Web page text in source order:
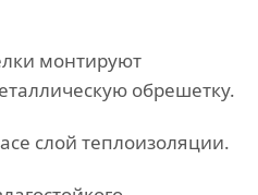
монтируют
обрешетку.
слой теплоизоляции.